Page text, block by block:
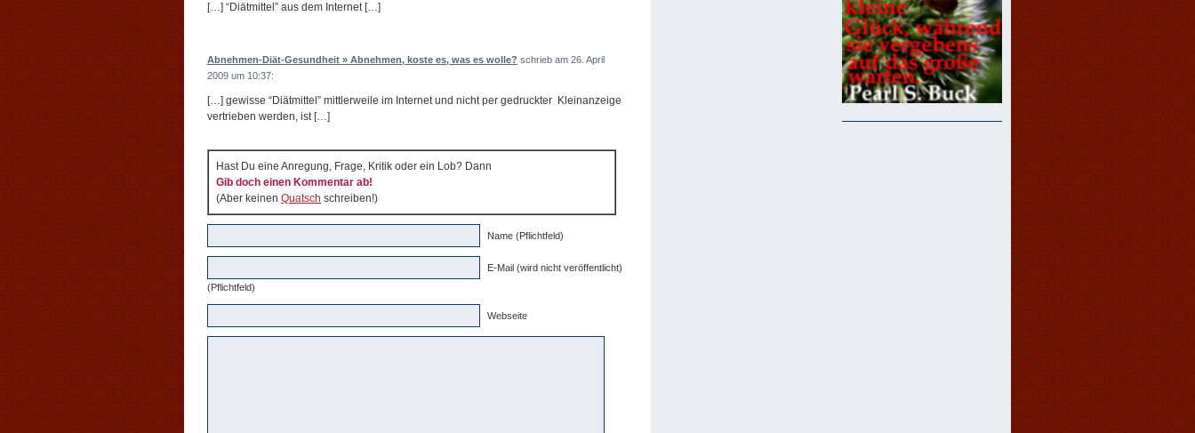
[…] “Diätmittel” aus dem Internet […]
Abnehmen-Diät-Gesundheit » Abnehmen, koste es, was es wolle? schrieb am 26. April
2009 um 10:37:
[…] gewisse “Diätmittel” mittlerweile im Internet und nicht per gedruckter Kleinanzeige
vertrieben werden, ist […]
Hast Du eine Anregung, Frage, Kritik oder ein Lob? Dann
Gib doch einen Kommentar ab!
(Aber keinen Quatsch schreiben!)
Name (Pflichtfeld)
E-Mail (wird nicht veröffentlicht)
(Pflichtfeld)
Webseite